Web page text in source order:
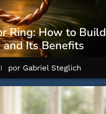
Ring: How to Build
and Its Benefits
por Gabriel Steglich